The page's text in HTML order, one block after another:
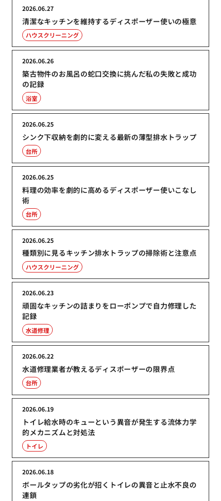
清潔なキッチンを維持するディスポーザー使いの極意
2026.06.27
ハウスクリーニング
築古物件のお風呂の蛇口交換に挑んだ私の失敗と成功
の記録
2026.06.26
浴室
シンク下収納を劇的に変える最新の薄型排水トラップ
2026.06.25
台所
料理の効率を劇的に高めるディスポーザー使いこなし
術
2026.06.25
台所
種類別に見るキッチン排水トラップの掃除術と注意点
2026.06.25
ハウスクリーニング
頑固なキッチンの詰まりをローポンプで自力修理した
記録
2026.06.23
水道修理
水道修理業者が教えるディスポーザーの限界点
2026.06.22
台所
トイレ給水時のキューという異音が発生する流体力学
的メカニズムと対処法
2026.06.19
トイレ
ボールタップの劣化が招くトイレの異音と止水不良の
連鎖
2026.06.18